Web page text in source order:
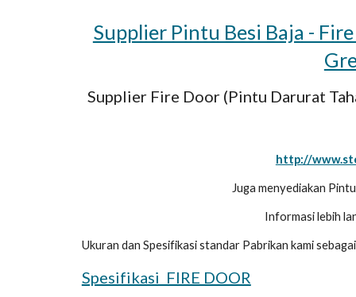
Supplier Pintu Besi Baja -
Supplier Fire Door (Pintu Darurat
http://
Juga menyediakan
Informasi lebih
Ukuran dan Spesifikasi standar Pabrikan kami
Spesifikasi FIRE DOOR